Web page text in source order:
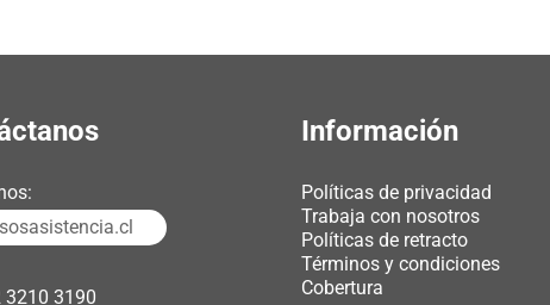
3210 3190
Información
Políticas de privacidad
Trabaja con nosotros
Políticas de retracto
Términos y condiciones
Cobertura